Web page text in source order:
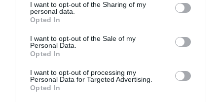
I want to opt-out of the Sharing of my
personal data.
Opted In
I want to opt-out of the Sale of my
Personal Data.
Opted In
I want to opt-out of processing my
Personal Data for Targeted Advertising.
Opted In
FONTE NEWS:
Articolo precedente